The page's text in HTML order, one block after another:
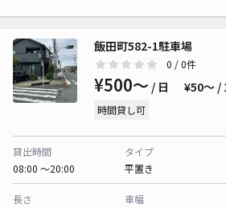
飯田町582-1駐車場
0 / 0件
¥500〜 / 日 ¥50〜 /
時間貸し可
貸出時間
08:00 〜20:00
タイプ
平置き
長さ
車幅